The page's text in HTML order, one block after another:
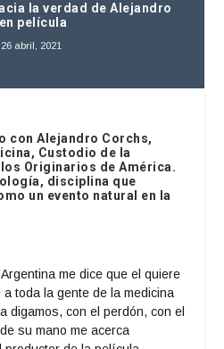
la verdad de Alejandro
película
26 abril, 2021
con Alejandro Corchs,
Custodio de la
Originarios de América.
disciplina que
un evento natural en la
me dice que el quiere
toda la gente de la medicina
digamos, con el perdón, con el
su mano me acerca